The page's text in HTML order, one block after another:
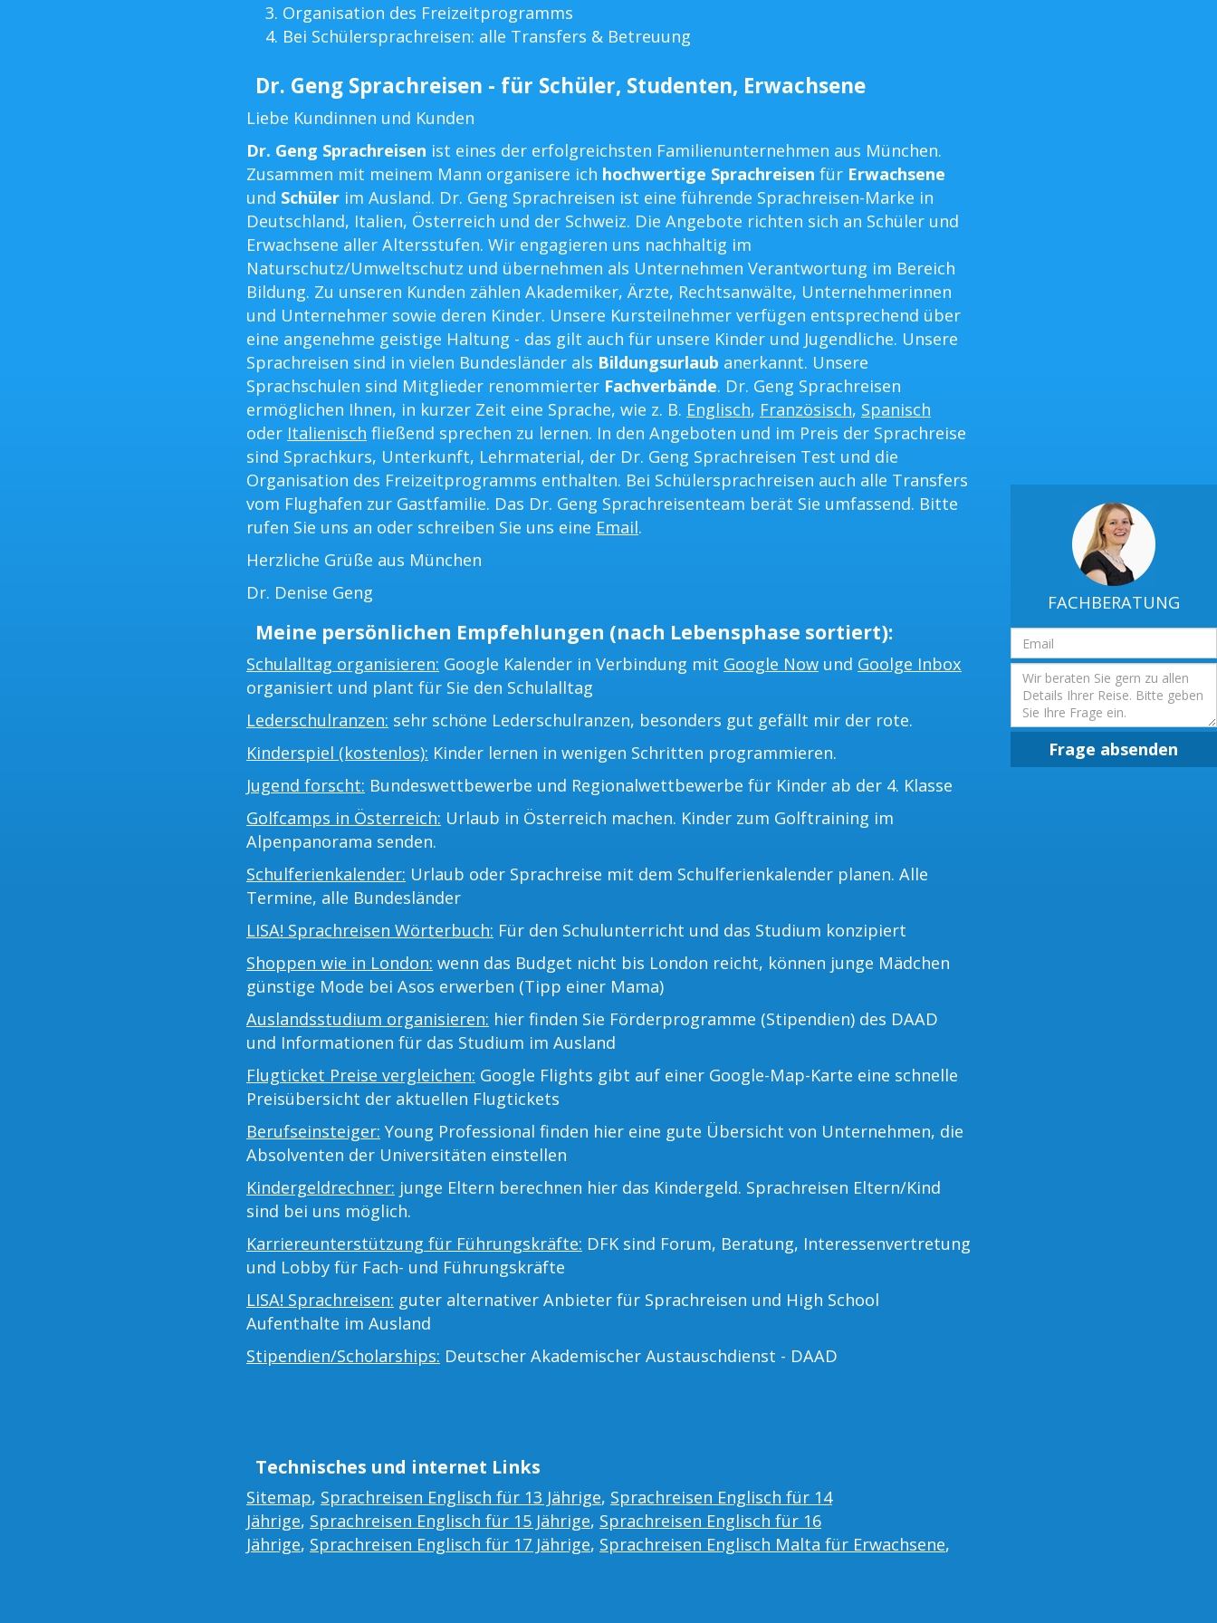
Organisation des Freizeitprogramms
Bei Schülersprachreisen: alle Transfers & Betreuung
Dr. Geng Sprachreisen - für Schüler, Studenten, Erwachsene
Liebe Kundinnen und Kunden
Dr. Geng Sprachreisen ist eines der erfolgreichsten Familienunternehmen aus München.
Zusammen mit meinem Mann organisere ich hochwertige Sprachreisen für Erwachsene
und Schüler im Ausland. Dr. Geng Sprachreisen ist eine führende Sprachreisen-Marke in
Deutschland, Italien, Österreich und der Schweiz. Die Angebote richten sich an Schüler und
Erwachsene aller Altersstufen. Wir engagieren uns nachhaltig im
Naturschutz/Umweltschutz und übernehmen als Unternehmen Verantwortung im Bereich
Bildung. Zu unseren Kunden zählen Akademiker, Ärzte, Rechtsanwälte, Unternehmerinnen
und Unternehmer sowie deren Kinder. Unsere Kursteilnehmer verfügen entsprechend über
eine angenehme geistige Haltung - das gilt auch für unsere Kinder und Jugendliche. Unsere
Sprachreisen sind in vielen Bundesländer als Bildungsurlaub anerkannt. Unsere
Sprachschulen sind Mitglieder renommierter Fachverbände. Dr. Geng Sprachreisen
ermöglichen Ihnen, in kurzer Zeit eine Sprache, wie z. B. Englisch, Französisch, Spanisch
oder Italienisch fließend sprechen zu lernen. In den Angeboten und im Preis der Sprachreise
sind Sprachkurs, Unterkunft, Lehrmaterial, der Dr. Geng Sprachreisen Test und die
Organisation des Freizeitprogramms enthalten. Bei Schülersprachreisen auch alle Transfers
vom Flughafen zur Gastfamilie. Das Dr. Geng Sprachreisenteam berät Sie umfassend. Bitte
rufen Sie uns an oder schreiben Sie uns eine Email.
Herzliche Grüße aus München
Dr. Denise Geng
Meine persönlichen Empfehlungen (nach Lebensphase sortiert):
Schulalltag organisieren: Google Kalender in Verbindung mit Google Now und Goolge Inbox
organisiert und plant für Sie den Schulalltag
Lederschulranzen: sehr schöne Lederschulranzen, besonders gut gefällt mir der rote.
Kinderspiel (kostenlos): Kinder lernen in wenigen Schritten programmieren.
Jugend forscht: Bundeswettbewerbe und Regionalwettbewerbe für Kinder ab der 4. Klasse
Golfcamps in Österreich: Urlaub in Österreich machen. Kinder zum Golftraining im
Alpenpanorama senden.
Schulferienkalender: Urlaub oder Sprachreise mit dem Schulferienkalender planen. Alle
Termine, alle Bundesländer
LISA! Sprachreisen Wörterbuch: Für den Schulunterricht und das Studium konzipiert
Shoppen wie in London: wenn das Budget nicht bis London reicht, können junge Mädchen
günstige Mode bei Asos erwerben (Tipp einer Mama)
Auslandsstudium organisieren: hier finden Sie Förderprogramme (Stipendien) des DAAD
und Informationen für das Studium im Ausland
Flugticket Preise vergleichen: Google Flights gibt auf einer Google-Map-Karte eine schnelle
Preisübersicht der aktuellen Flugtickets
Berufseinsteiger: Young Professional finden hier eine gute Übersicht von Unternehmen, die
Absolventen der Universitäten einstellen
Kindergeldrechner: junge Eltern berechnen hier das Kindergeld. Sprachreisen Eltern/Kind
sind bei uns möglich.
Karriereunterstützung für Führungskräfte: DFK sind Forum, Beratung, Interessenvertretung
und Lobby für Fach- und Führungskräfte
LISA! Sprachreisen: guter alternativer Anbieter für Sprachreisen und High School
Aufenthalte im Ausland
Stipendien/Scholarships: Deutscher Akademischer Austauschdienst - DAAD
Technisches und internet Links
Sitemap, Sprachreisen Englisch für 13 Jährige, Sprachreisen Englisch für 14
Jährige, Sprachreisen Englisch für 15 Jährige, Sprachreisen Englisch für 16
Jährige, Sprachreisen Englisch für 17 Jährige, Sprachreisen Englisch Malta für Erwachsene,
FACHBERATUNG
Email
Adresse
Frage
Frage absenden